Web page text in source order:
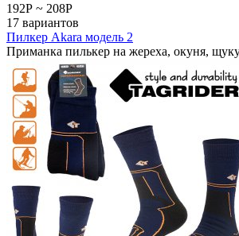
192Р ~ 208Р
17 вариантов
Пилкер Akara модель 2
Приманка пилькер на жереха, окуня,